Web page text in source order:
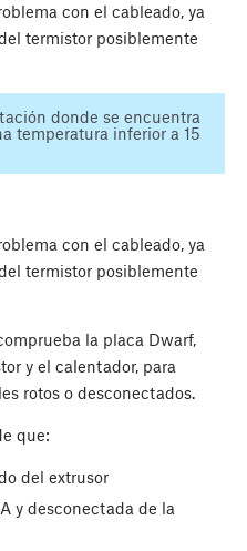
con el cableado, ya
termistor posiblemente
donde se encuentra
temperatura inferior a 15
con el cableado, ya
termistor posiblemente
la placa Dwarf,
y el calentador, para
rotos o desconectados.
que:
del extrusor
y desconectada de la